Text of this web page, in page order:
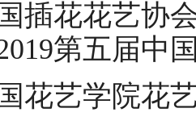
插花花艺协
第五届中
国花艺学院花